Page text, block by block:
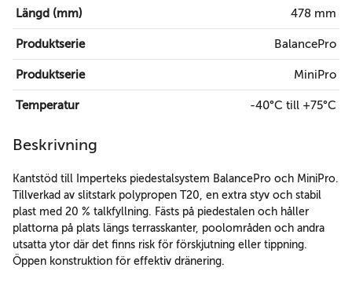
Längd (mm) 478 mm
Produktserie BalancePro
Produktserie MiniPro
Temperatur -40°C till +75°C
Beskrivning
Kantstöd till Imperteks piedestalsystem BalancePro och MiniPro.
Tillverkad av slitstark polypropen T20, en extra styv och stabil
plast med 20 % talkfyllning. Fästs på piedestalen och håller
plattorna på plats längs terrasskanter, poolområden och andra
utsatta ytor där det finns risk för förskjutning eller tippning.
Öppen konstruktion för effektiv dränering.